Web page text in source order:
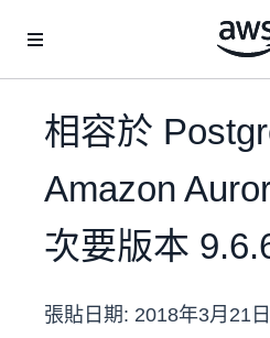
相容於
Amazon
次要版本
張貼日期: 2018年3月21日